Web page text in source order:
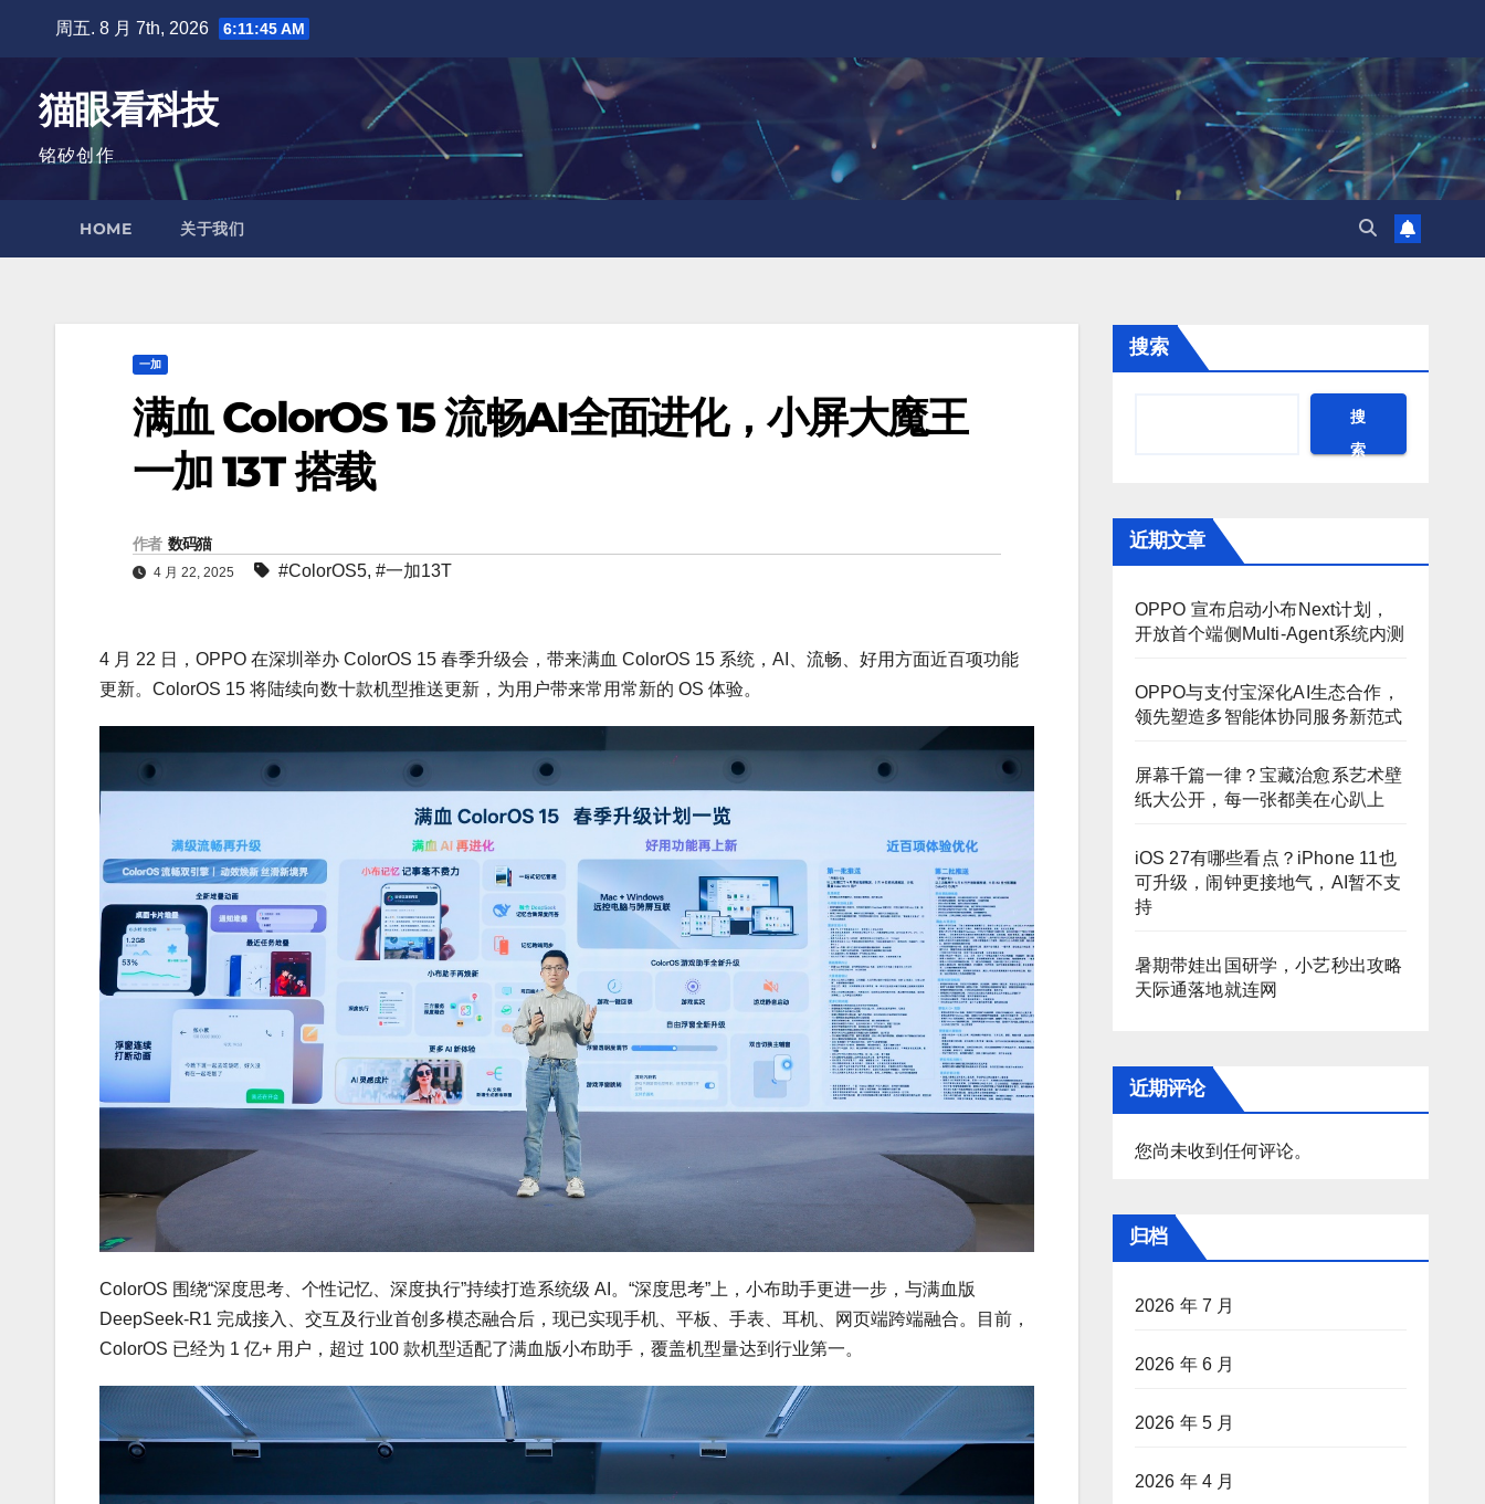
容
周五. 8 月 7th, 2026 6:11:47 AM
猫眼看科技
铭矽创作
HOME 关于我们
一加
满血 ColorOS 15 流畅AI全面进化，小屏大魔王
一加 13T 搭载
作者 数码猫
4 月 22, 2025 #ColorOS5, #一加13T
4 月 22 日，OPPO 在深圳举办 ColorOS 15 春季升级会，带来满血 ColorOS 15 系统，AI、流畅、好用方面近百项功能
更新。ColorOS 15 将陆续向数十款机型推送更新，为用户带来常用常新的 OS 体验。
ColorOS 围绕“深度思考、个性记忆、深度执行”持续打造系统级 AI。“深度思考”上，小布助手更进一步，与满血版
DeepSeek-R1 完成接入、交互及行业首创多模态融合后，现已实现手机、平板、手表、耳机、网页端跨端融合。目前，
ColorOS 已经为 1 亿+ 用户，超过 100 款机型适配了满血版小布助手，覆盖机型量达到行业第一。
搜索
搜
索
近期文章
OPPO 宣布启动小布Next计划，
开放首个端侧Multi-Agent系统内测
OPPO与支付宝深化AI生态合作，
领先塑造多智能体协同服务新范式
屏幕千篇一律？宝藏治愈系艺术壁
纸大公开，每一张都美在心趴上
iOS 27有哪些看点？iPhone 11也
可升级，闹钟更接地气，AI暂不支
持
暑期带娃出国研学，小艺秒出攻略
天际通落地就连网
近期评论
您尚未收到任何评论。
归档
2026 年 7 月
2026 年 6 月
2026 年 5 月
2026 年 4 月